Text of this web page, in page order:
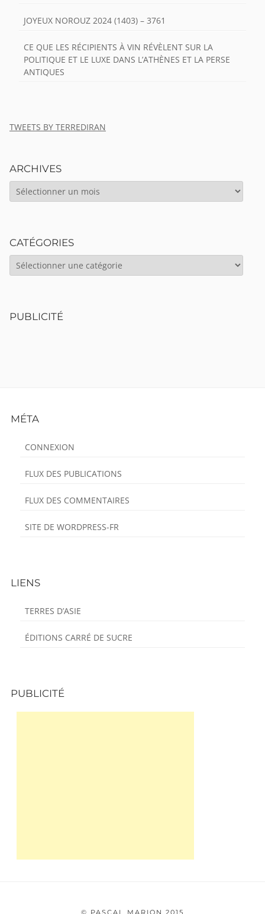
JOYEUX NOROUZ 2024 (1403) – 3761
CE QUE LES RÉCIPIENTS À VIN RÉVÈLENT SUR LA
POLITIQUE ET LE LUXE DANS L’ATHÈNES ET LA PERSE
ANTIQUES
TWEETS BY TERREDIRAN
ARCHIVES
ARCHIVES
CATÉGORIES
CATÉGORIES
PUBLICITÉ
Content
MÉTA
CONNEXION
FLUX DES PUBLICATIONS
FLUX DES COMMENTAIRES
SITE DE WORDPRESS-FR
LIENS
TERRES D’ASIE
ÉDITIONS CARRÉ DE SUCRE
PUBLICITÉ
© PASCAL MARION 2015